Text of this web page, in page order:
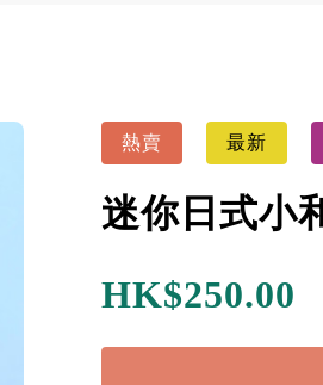
熱賣 最新
迷你日式小
HK$250.00